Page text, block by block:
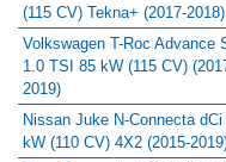
(115 CV) Tekna+ (2017-2018)
Volkswagen T-Roc Advance
1.0 TSI 85 kW (115 CV)
2019)
Nissan Juke N-Connecta dCi
kW (110 CV) 4X2 (2015-